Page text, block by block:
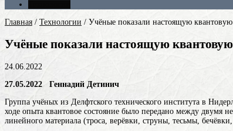
Главная / Технологии / Учёные показали настоящую
Учёные показали настоящую
24.06.2022
27.05.2022 Геннадий Детинич
Группа учёных из Делфтского технического института в
ходе опыта квантовое состояние было передано между двумя
линейного материала (троса, верёвки, струны, тесьмы,